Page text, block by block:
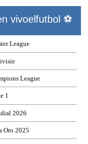
vivoelfutbol ⚽
League
League
1
2026
Oro 2025